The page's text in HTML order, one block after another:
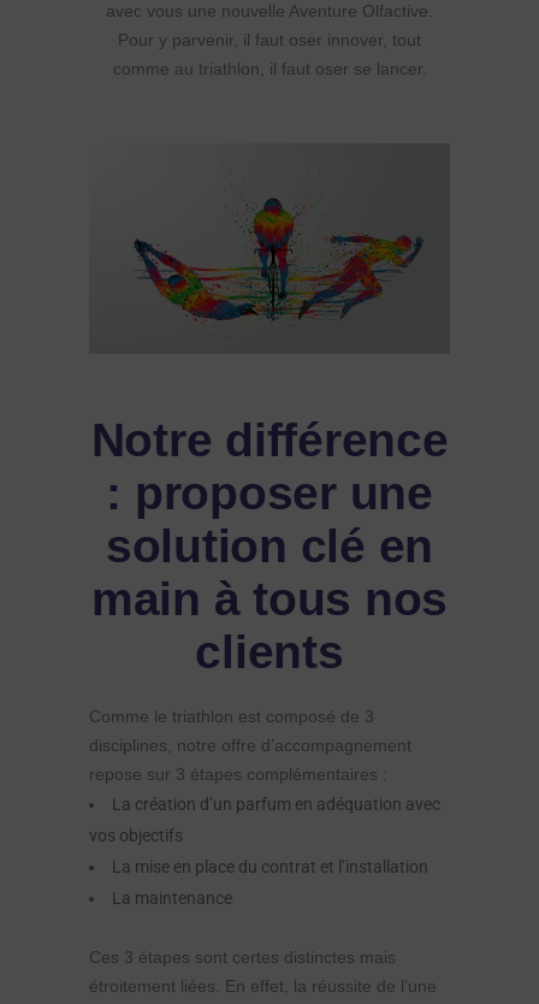
avec vous une nouvelle Aventure Olfactive.
Pour y parvenir, il faut oser innover, tout
comme au triathlon, il faut oser se lancer.
Notre différence
: proposer une
solution clé en
main à tous nos
clients
Comme le triathlon est composé de 3
disciplines, notre offre d’accompagnement
repose sur 3 étapes complémentaires :
La création d’un parfum en adéquation avec
vos objectifs
La mise en place du contrat et l’installation
La maintenance
Ces 3 étapes sont certes distinctes mais
étroitement liées. En effet, la réussite de l’une